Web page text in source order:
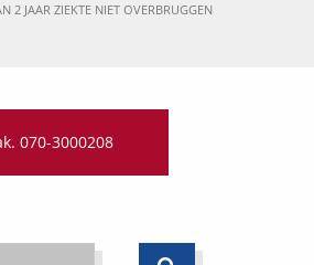
2 JAAR ZIEKTE NIET OVERBRUGGEN
070-3000208